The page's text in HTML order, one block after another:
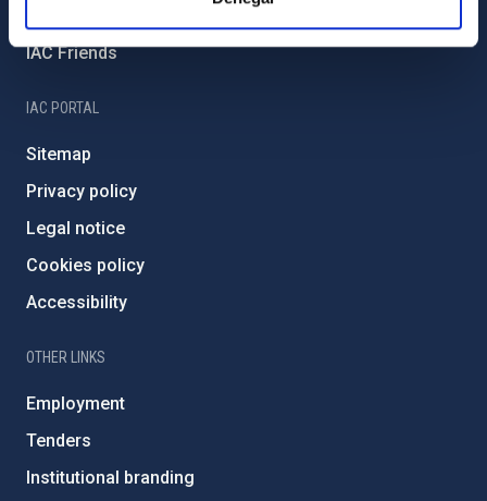
IAC Friends
IAC PORTAL
Sitemap
Privacy policy
Legal notice
Cookies policy
Accessibility
OTHER LINKS
Employment
Tenders
Institutional branding